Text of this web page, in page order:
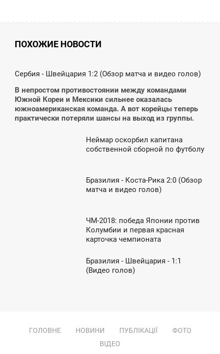
ПОХОЖИЕ НОВОСТИ
Сербия - Швейцария 1:2 (Обзор матча и видео голов)
В непростом противостоянии между командами
Южной Кореи и Мексики сильнее оказалась
южноамериканская команда. А вот корейцы теперь
практически потеряли шансы на выход из группы.
Неймар оскорбил капитана
собственной сборной по футболу
Бразилия - Коста-Рика 2:0 (Обзор
матча и видео голов)
ЧМ-2018: победа Японии против
Колумбии и первая красная
карточка чемпионата
Бразилия - Швейцария - 1:1
(Видео голов)
ГОЛОВНЕ НОВИНИ ПУБЛІКАЦІЇ
ФОТО
ВІДЕО